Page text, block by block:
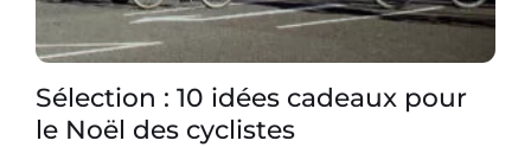
Sélection : 10 idées cadeaux pour
le Noël des cyclistes